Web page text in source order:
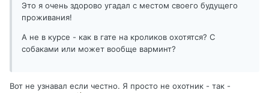
Это я очень здорово угадал с местом своего будущего
проживания!
А не в курсе - как в гате на кроликов охотятся? С
собаками или может вообще варминт?
Вот не узнавал если честно. Я просто не охотник - так -